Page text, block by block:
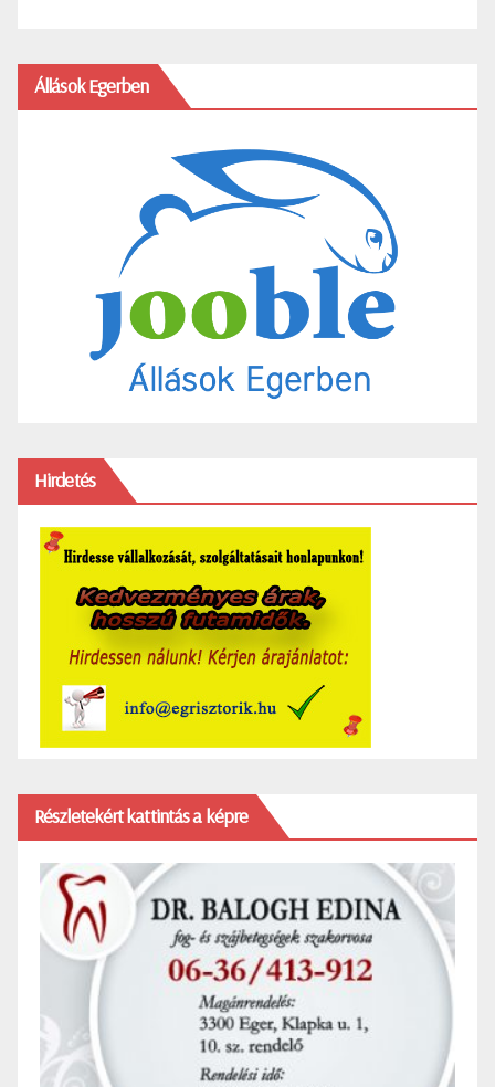
Állások Egerben
Hirdetés
Részletekért kattintás a képre